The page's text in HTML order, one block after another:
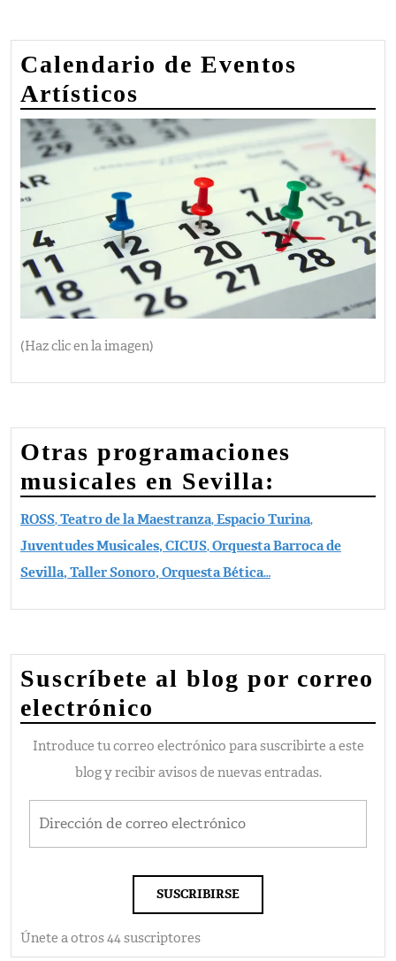
Calendario de Eventos
Artísticos
(Haz clic en la imagen)
Otras programaciones
musicales en Sevilla:
ROSS,Teatro de la Maestranza,Espacio Turina,
Juventudes Musicales, CICUS,Orquesta Barroca de
Sevilla, Taller Sonoro, Orquesta Bética…
Suscríbete al blog por correo
electrónico
Introduce tu correo electrónico para suscribirte a este
blog y recibir avisos de nuevas entradas.
SUSCRIBIRSE
Únete a otros 44 suscriptores